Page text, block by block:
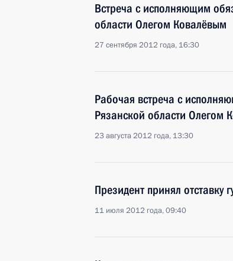
Встреча с исполняющим
области Олегом Ковалёвым
27 сентября 2012 года, 16:30
Рабочая встреча с
Рязанской области Олегом
23 августа 2012 года, 13:30
Президент принял отставку
11 июля 2012 года, 09:40